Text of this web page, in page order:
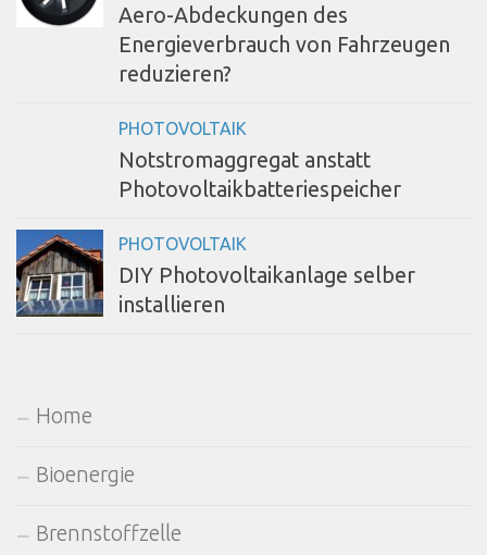
Aero-Abdeckungen des
Energieverbrauch von Fahrzeugen
reduzieren?
PHOTOVOLTAIK
Notstromaggregat anstatt
Photovoltaikbatteriespeicher
PHOTOVOLTAIK
DIY Photovoltaikanlage selber
installieren
Home
Bioenergie
Brennstoffzelle